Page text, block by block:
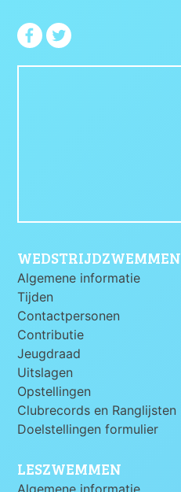
WEDSTRIJDZWEMMEN
Algemene informatie
Tijden
Contactpersonen
Contributie
Jeugdraad
Uitslagen
Opstellingen
Clubrecords en Ranglijsten
Doelstellingen formulier
LESZWEMMEN
Algemene informatie